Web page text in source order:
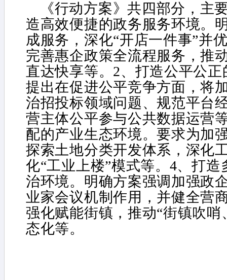
《行动方案》共四部分，主
造高效便捷的政务服务环境。
成服务，深化“开店一件事”并
完善惠企政策全流程服务，推
直达快享等。2、打造公平公
提出在促进公平竞争方面，将
治招投标领域问题、规范平台
营主体公平参与公共数据运营
配的产业生态环境。要求为加
探索土地分类开发体系，深化
化“工业上楼”模式等。4、打
治环境。明确方案强调加强政
业家会议机制作用，并健全营
强化赋能街镇，推动“街镇吹哨
态化等。